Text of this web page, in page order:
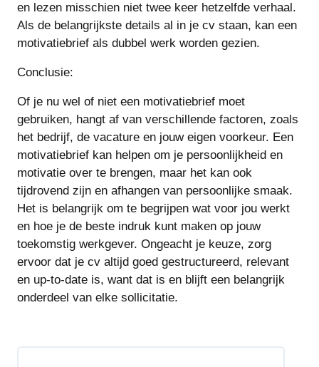
en lezen misschien niet twee keer hetzelfde verhaal.
Als de belangrijkste details al in je cv staan, kan een
motivatiebrief als dubbel werk worden gezien.
Conclusie:
Of je nu wel of niet een motivatiebrief moet
gebruiken, hangt af van verschillende factoren, zoals
het bedrijf, de vacature en jouw eigen voorkeur. Een
motivatiebrief kan helpen om je persoonlijkheid en
motivatie over te brengen, maar het kan ook
tijdrovend zijn en afhangen van persoonlijke smaak.
Het is belangrijk om te begrijpen wat voor jou werkt
en hoe je de beste indruk kunt maken op jouw
toekomstig werkgever. Ongeacht je keuze, zorg
ervoor dat je cv altijd goed gestructureerd, relevant
en up-to-date is, want dat is en blijft een belangrijk
onderdeel van elke sollicitatie.